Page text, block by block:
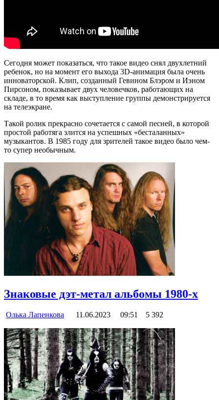
Сегодня может показаться, что такое видео снял двухлетний
ребенок, но на момент его выхода 3D-анимация была очень
инноваторской. Клип, созданный Гевином Блэром и Иэном
Пирсоном, показывает двух человечков, работающих на
складе, в то время как выступление группы демонстрируется
на телеэкране.
Такой ролик прекрасно сочетается с самой песней, в которой
простой работяга злится на успешных «бесталанных»
музыкантов. В 1985 году для зрителей такое видео было чем-
то супер необычным.
Знаковые дэт-метал альбомы 1980-х
Олька Лапенкова 11.06.2023 09:51 5 392